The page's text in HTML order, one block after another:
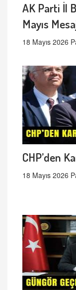
AK Parti İl
Mayıs
18 Mayıs 2026
CHP’den
18 Mayıs 2026